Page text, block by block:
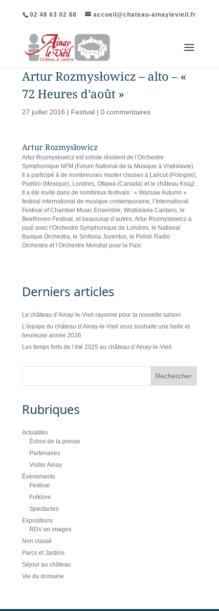
02 48 63 02 88 accueil@chateau-ainaylevieil.fr
Artur Rozmysłowicz – alto – «
72 Heures d’août »
27 juillet 2016 | Festival| 0 commentaires
Artur Rozmysłowicz
Artur Rozmysłowicz est soliste résident de l’Orchestre
Symphonique NFM (Forum National de la Musique à Vratislavie).
Il a participé à de nombreuses master classes à Łańcut (Pologne),
Pueblo (Mexique), Londres, Ottawa (Canada) et le château Książ.
Il a été invité dans de nombreux festivals : « Warsaw Autumn »
festival international de musique contemporaine, l’International
Festival of Chamber Music Ensemble, Wratislavia Cantans, le
Beethoven Festival, et beaucoup d’autres. Artur Rozmysłowicz a
joué avec l’Orchestre Symphonique de Londres, le National
Basque Orchestra, le Sinfonia Juventus, le Polish Radio
Orchestra et l’Orchestre Mondial pour la Paix.
Derniers articles
Le château d’Ainay-le-Vieil rayonne pour la nouvelle saison
L’équipe du château d’Ainay-le-Vieil vous souhaite une belle et
heureuse année 2026
Les temps forts de l’été 2025 au château d’Ainay-le-Vieil
Rubriques
Actualités
Échos de la presse
Partenaires
Visiter Ainay
Évènements
Festival
Folklore
Spectacles
Expositions
RDV en images
Non classé
Parcs et Jardins
Séjour au château
Vie du domaine